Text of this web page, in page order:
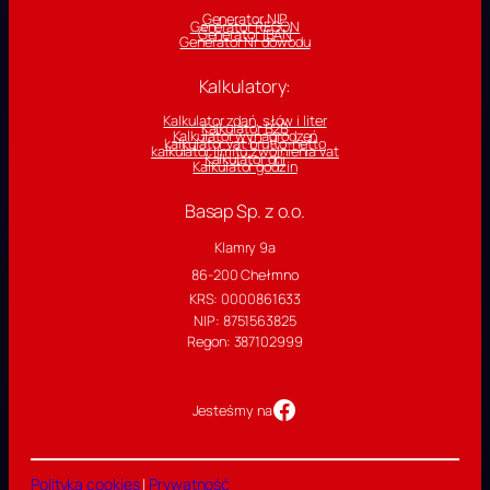
Generator NIP
Generator REGON
Generator IBAN
Generator Nr dowodu
Kalkulatory:
Kalkulator zdań, słów i liter
Kalkulator B2B
Kalkulator wynagrodzeń
kalkulator vat brutto-netto
kalkulator limitu zwolnienia vat
Kalkulator dni
Kalkulator godzin
Basap Sp. z o.o.
Klamry 9a
86-200 Chełmno
KRS: 0000861633
NIP: 8751563825
Regon: 387102999
Jesteśmy naStrona facebook
Polityka cookies| Prywatność